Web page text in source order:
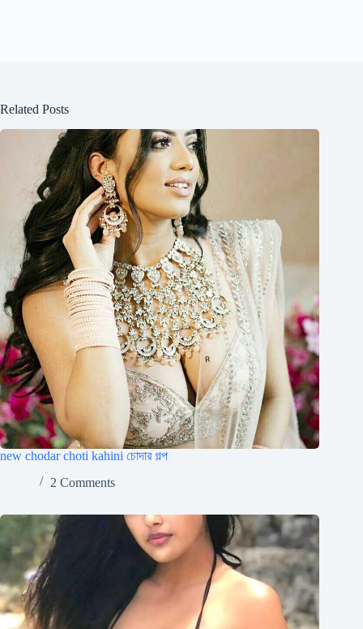
Related Posts
new chodar choti kahini চোদার গল্প
2 Comments